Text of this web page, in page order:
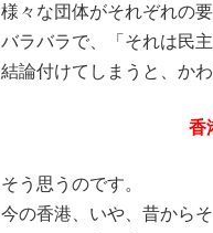
様々な団体がそれぞれの
バラバラで、「それは民
結論付けてしまうと、か
香
そう思うのです。
今の香港、いや、昔から